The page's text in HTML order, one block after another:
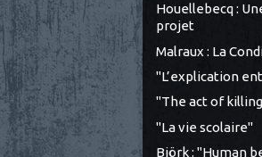
Houellebecq :
projet
Malraux : La
"L’explication
"The act of
"La vie scolaire"
Björk : "Human